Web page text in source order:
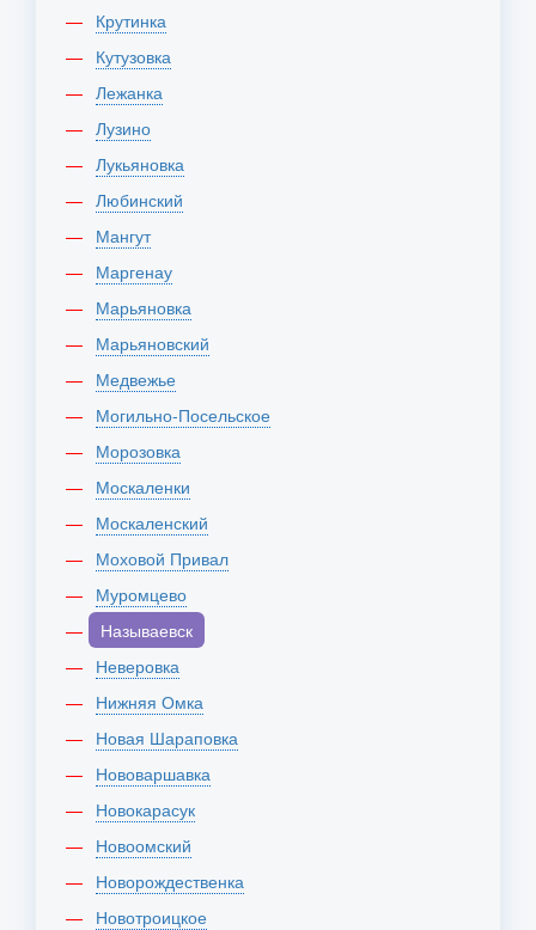
Крутинка
Кутузовка
Лежанка
Лузино
Лукьяновка
Любинский
Мангут
Маргенау
Марьяновка
Марьяновский
Медвежье
Могильно-Посельское
Морозовка
Москаленки
Москаленский
Моховой Привал
Муромцево
Называевск
Неверовка
Нижняя Омка
Новая Шараповка
Нововаршавка
Новокарасук
Новоомский
Новорождественка
Новотроицкое